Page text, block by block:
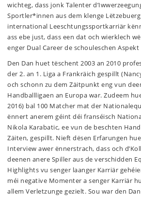
wichteg, dass jonk Talenter
Sportler*innen aus dem klenge
international Leeschtungssportkarriär
ass ebe just, dass een dat och wierklech
enger Dual Career de schouleschen
Den Dan huet tëschent 2003 an 2010
der 2. an 1. Liga a Frankräich gespillt
och schonn zu dem Zäitpunkt eng vun
Handballligaen an Europa war. Zudeem
2016) bal 100 Matcher mat der
ënnert anerem géint déi franséisch
Nikola Karabatic, ee vun de beschten
Zäiten, gespillt. Nieft dësen Erfarungen
Interview awer ënnerstrach, dass och
deenen anere Spiller aus de verschidden
Highlights vu senger laanger Karriär
méi negative Momenter a senger Karriär
allem Verletzunge gezielt. Sou war den